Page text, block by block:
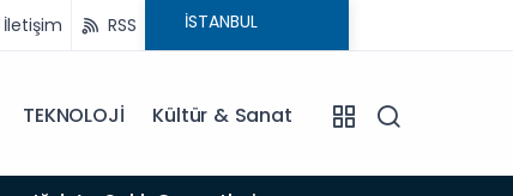
İletişim RSS
TEKNOLOJİ Kültür & Sanat